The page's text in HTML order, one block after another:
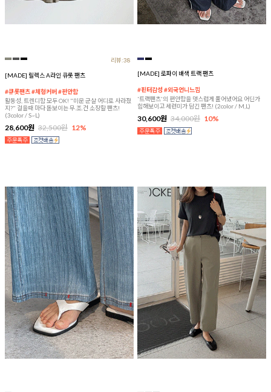
리뷰:38
[MADE] 릴렉스 A라인 큐롯 팬츠
#큐롯팬츠 #체형커버 #편안함
활동성, 트렌디함 모두 OK! "미운 군살 어디로 사라졌
지?" 걸을때 마다 돋보이는 무.조.건 소장할 팬츠!
(3color / S~L)
28,600원 32,500원 12%
[MADE] 로파이 배색 트랙 팬츠
#핀터감성 #외국언니느낌
'트랙팬츠'의 편안함을 멋스럽게 풀어냈어요 어딘가
힙해보이고 세련미가 담긴 팬츠! (2color / M,L)
30,600원 34,000원 10%